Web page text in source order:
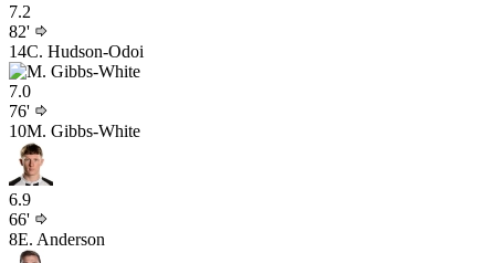
7.2
82'
14C. Hudson-Odoi
7.0
76'
10M. Gibbs-White
6.9
66'
8E. Anderson